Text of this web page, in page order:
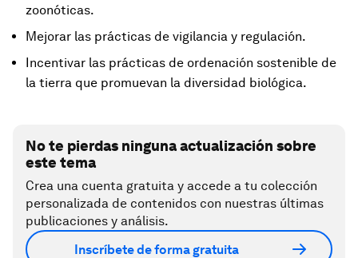
zoonóticas.
Mejorar las prácticas de vigilancia y regulación.
Incentivar las prácticas de ordenación sostenible de
la tierra que promuevan la diversidad biológica.
No te pierdas ninguna actualización sobre
este tema
Crea una cuenta gratuita y accede a tu colección
personalizada de contenidos con nuestras últimas
publicaciones y análisis.
Inscríbete de forma gratuita